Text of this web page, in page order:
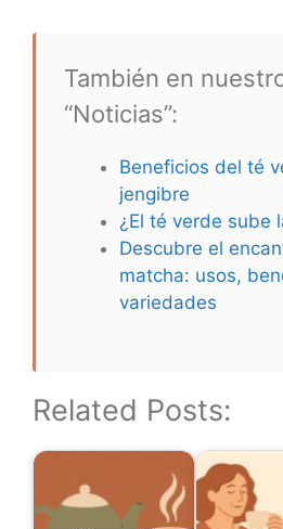
También en
“Noticias”:
Beneficios del té
jengibre
¿El té verde sube
Descubre el
matcha: usos,
variedades
Related Posts: